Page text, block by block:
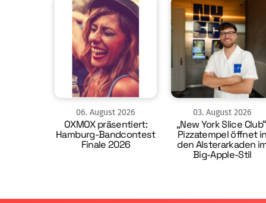
06. August 2026
OXMOX präsentiert:
Hamburg-Bandcontest
Finale 2026
03. August 2026
„New York Slice
Pizzatempel öffnet
den Alsterarkaden
Big-Apple-Stil